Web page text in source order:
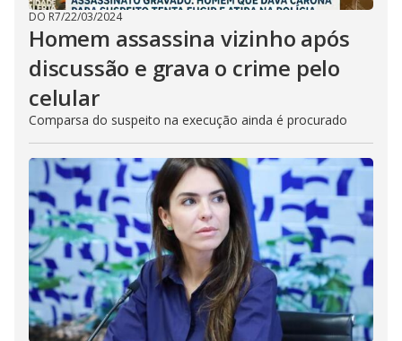
DO R7/22/03/2024
Homem assassina vizinho após
discussão e grava o crime pelo
celular
Comparsa do suspeito na execução ainda é procurado